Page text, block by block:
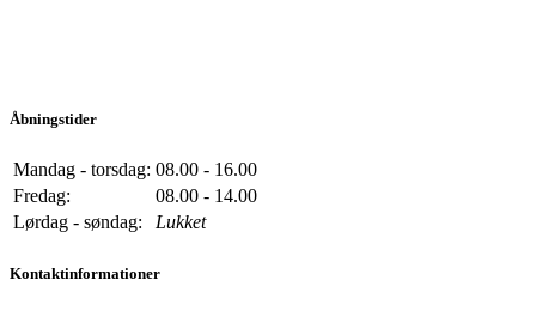
Åbningstider
Mandag - torsdag: 08.00 - 16.00
Fredag:
08.00 - 14.00
Lørdag - søndag:
Lukket
Kontaktinformationer